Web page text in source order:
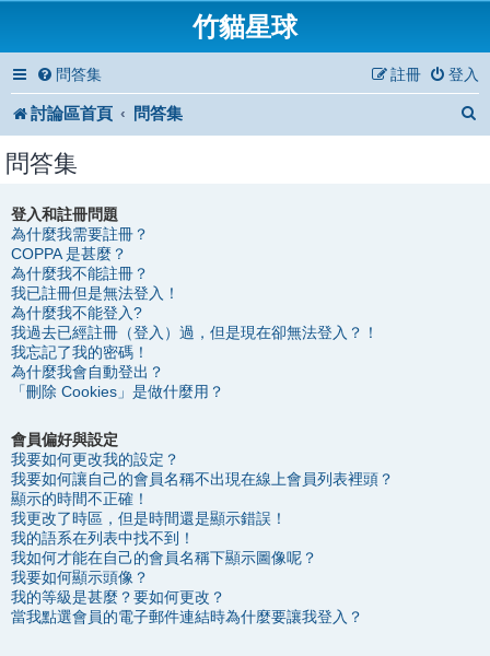
竹貓星球
問答集 登入
註冊
討論區首頁 問答集
問答集
登入和註冊問題
為什麼我需要註冊？
COPPA 是甚麼？
為什麼我不能註冊？
我已註冊但是無法登入！
為什麼我不能登入?
我過去已經註冊（登入）過，但是現在卻無法登入？！
我忘記了我的密碼！
為什麼我會自動登出？
「刪除 Cookies」是做什麼用？
會員偏好與設定
我要如何更改我的設定？
我要如何讓自己的會員名稱不出現在線上會員列表裡頭？
顯示的時間不正確！
我更改了時區，但是時間還是顯示錯誤！
我的語系在列表中找不到！
我如何才能在自己的會員名稱下顯示圖像呢？
我要如何顯示頭像？
我的等級是甚麼？要如何更改？
當我點選會員的電子郵件連結時為什麼要讓我登入？